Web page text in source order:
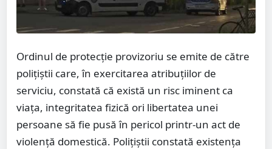
Ordinul de protecţie provizoriu se emite de către
poliţiştii care, în exercitarea atribuţiilor de
serviciu, constată că există un risc iminent ca
viaţa, integritatea fizică ori libertatea unei
persoane să fie pusă în pericol printr-un act de
violenţă domestică. Poliţiştii constată existenţa